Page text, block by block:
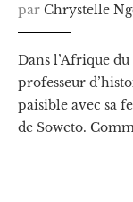
par Chrystelle
Dans l’Afrique
professeur
paisible avec sa
de Soweto.